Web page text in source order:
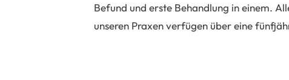
Befund und erste Behandlung in einem.
unseren Praxen verfügen über eine